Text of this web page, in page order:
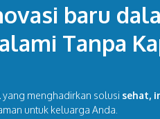
baru
Tanpa
yang menghadirkan solusi sehat,
untuk keluarga Anda.